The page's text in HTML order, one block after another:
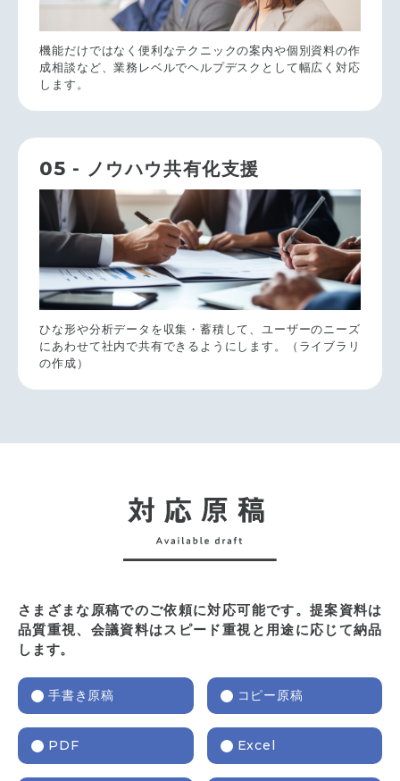
機能だけではなく便利なテクニックの案内や個別資料の作
成相談など、業務レベルでヘルプデスクとして幅広く対応
します。
05 - ノウハウ共有化支援
ひな形や分析データを収集・蓄積して、ユーザーのニーズ
にあわせて社内で共有できるようにします。（ライブラリ
の作成）
さまざまな原稿でのご依頼に対応可能です。提案資料は
品質重視、会議資料はスピード重視と用途に応じて納品
します。
手書き原稿 コピー原稿
PDF Excel